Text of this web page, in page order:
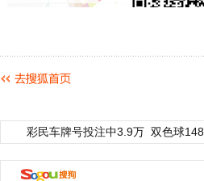
彩民车牌号投注中3.9万 双色球